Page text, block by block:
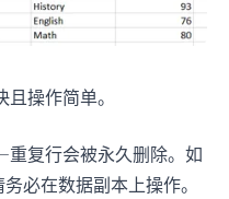
操作简单。
复行会被永久删除。如
必在数据副本上操作。